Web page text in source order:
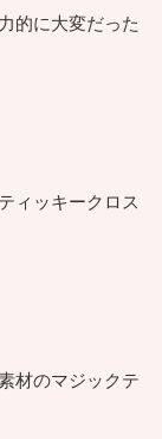
的に大変だった
ィッキークロス
材のマジックテ